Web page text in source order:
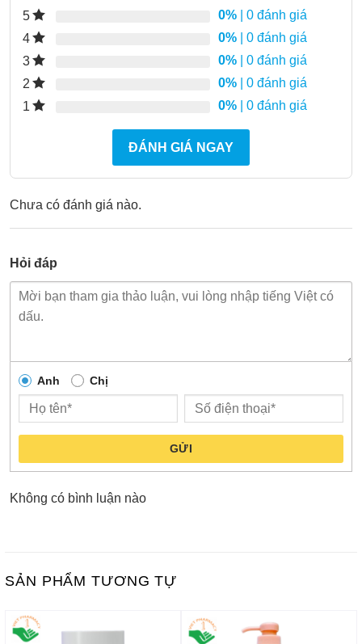
5 0% | 0 đánh giá
4
0% | 0 đánh giá
3
0% | 0 đánh giá
2
0% | 0 đánh giá
1
0% | 0 đánh giá
ĐÁNH GIÁ NGAY
Chưa có đánh giá nào.
Hỏi đáp
Anh Chị
GỬI
Không có bình luận nào
SẢN PHẨM TƯƠNG TỰ